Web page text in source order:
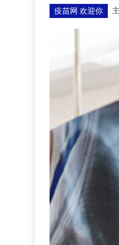
疫苗网 欢迎你